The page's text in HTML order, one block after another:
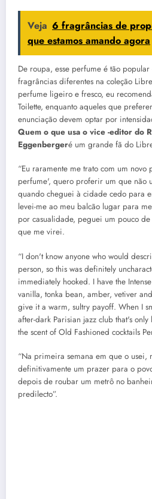
Veja 6 fragrâncias de
que estamos amando agora
De roupa, esse perfume é tão
fragrâncias diferentes na coleção
perfume ligeiro e fresco, eu
Toilette, enquanto aqueles que
enunciação devem optar por
Quem o que usa o vice -editor do
Eggenbergeré um grande fã do
“Eu raramente me trato com um
perfume', quero proferir um que não
quando cheguei à cidade cedo para
levei-me ao meu balcão lugar para
por casualidade, peguei um pouco
que me virei.
“I don't know anyone who would
person, so this was definitely
immediately hooked. I have the
vanilla, tonka bean, amber, vetiver
give it a warm, sultry payoff. When I
after-dark Parisian jazz club that's
the scent of Old Fashioned cocktails
“Na primeira semana em que o usei,
definitivamente um prazer para o
depois de roubar um metrô no
predilecto”.